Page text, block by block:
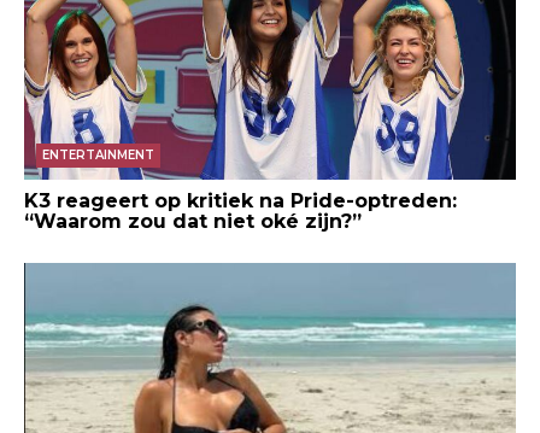
ENTERTAINMENT
K3 reageert op kritiek na Pride-optreden:
“Waarom zou dat niet oké zijn?”